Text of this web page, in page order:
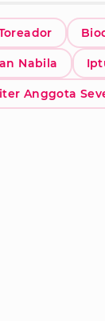
Nabila
Anggota